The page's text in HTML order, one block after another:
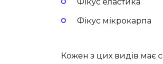
Фікус мікрокарпа
Кожен з цих видів має